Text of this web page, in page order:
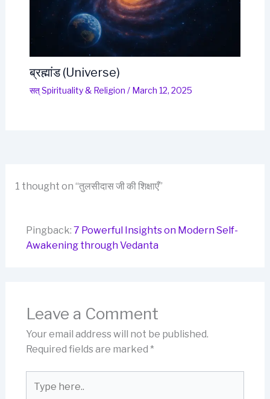
ब्रह्मांड (Universe)
सत् Spirituality & Religion / March 12, 2025
1 thought on “तुलसीदास जी की शिक्षाएँ”
Pingback: 7 Powerful Insights on Modern Self-
Awakening through Vedanta
Leave a Comment
Your email address will not be published.
Required fields are marked *
here..